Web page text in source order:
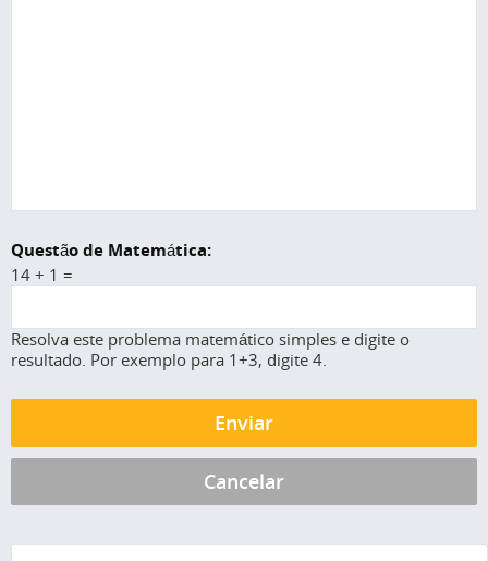
Questão de Matemática:
14 + 1 =
Resolva este problema matemático simples e digite o
resultado. Por exemplo para 1+3, digite 4.